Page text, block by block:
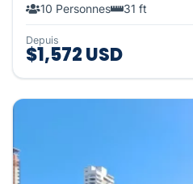
10 Personnes 31 ft
Depuis
$1,572 USD